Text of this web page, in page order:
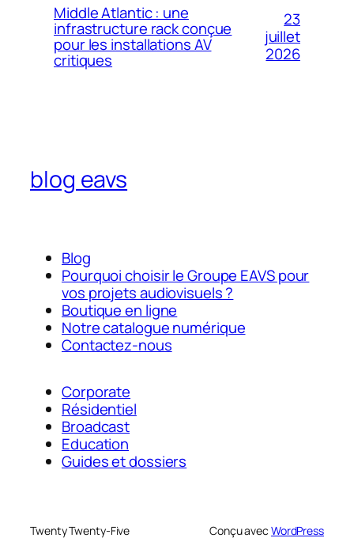
Middle Atlantic : une
infrastructure rack conçue
pour les installations AV
critiques
23
juillet
2026
blog eavs
Blog
Pourquoi choisir le Groupe EAVS pour
vos projets audiovisuels ?
Boutique en ligne
Notre catalogue numérique
Contactez-nous
Corporate
Résidentiel
Broadcast
Education
Guides et dossiers
Twenty Twenty-Five Conçu avec WordPress